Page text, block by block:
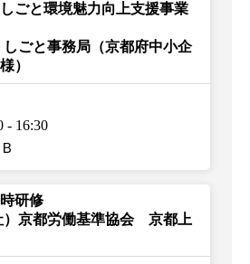
ごと環境魅力向上支援事業
しごと事務局（京都府中小企
）
- 16:30
研修
）京都労働基準協会 京都上